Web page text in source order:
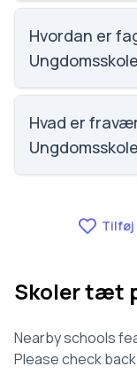
Vi har ikke data
Ungdomsskole.
Hvordan er
Vi har ikke data
Ungdomsskole.
Hvad er
Tilføj
Skoler tæt
Nearby schools
Please check